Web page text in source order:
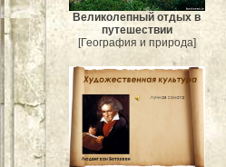
Великолепный отдых в
путешествии
[География и природа]